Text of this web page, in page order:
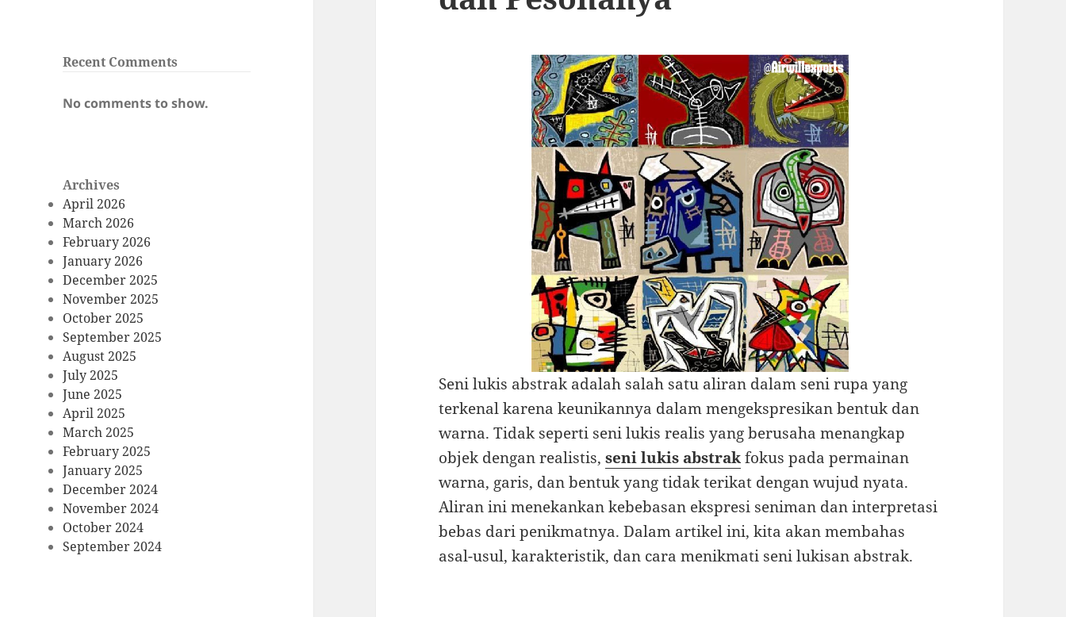
Recent Comments
No comments to show.
Archives
April 2026
March 2026
February 2026
January 2026
December 2025
November 2025
October 2025
September 2025
August 2025
July 2025
June 2025
April 2025
March 2025
February 2025
January 2025
December 2024
November 2024
October 2024
September 2024
Seni lukis abstrak adalah salah satu aliran dalam seni rupa yang
terkenal karena keunikannya dalam mengekspresikan bentuk dan
warna. Tidak seperti seni lukis realis yang berusaha menangkap
objek dengan realistis,seni lukis abstrakfokus pada permainan
warna, garis, dan bentuk yang tidak terikat dengan wujud nyata.
Aliran ini menekankan kebebasan ekspresi seniman dan interpretasi
bebas dari penikmatnya. Dalam artikel ini, kita akan membahas
asal-usul, karakteristik, dan cara menikmati seni lukisan abstrak.